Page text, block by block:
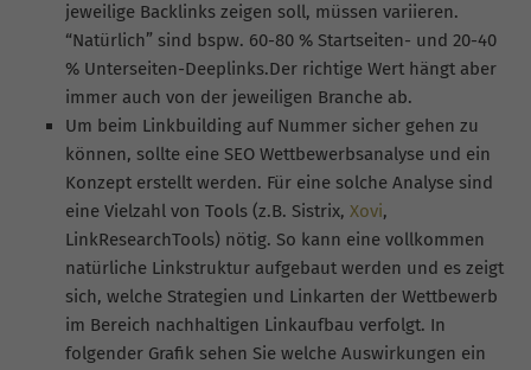
jeweilige Backlinks zeigen soll, müssen variieren.
“Natürlich” sind bspw. 60-80 % Startseiten- und 20-40
% Unterseiten-Deeplinks.Der richtige Wert hängt aber
immer auch von der jeweiligen Branche ab.
Um beim Linkbuilding auf Nummer sicher gehen zu
können, sollte eine SEO Wettbewerbsanalyse und ein
Konzept erstellt werden. Für eine solche Analyse sind
eine Vielzahl von Tools (z.B. Sistrix, Xovi,
LinkResearchTools) nötig. So kann eine vollkommen
natürliche Linkstruktur aufgebaut werden und es zeigt
sich, welche Strategien und Linkarten der Wettbewerb
im Bereich nachhaltigen Linkaufbau verfolgt. In
folgender Grafik sehen Sie welche Auswirkungen ein